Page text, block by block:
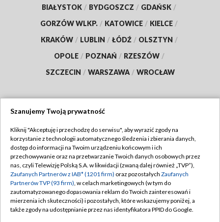
BIAŁYSTOK / BYDGOSZCZ / GDAŃSK /
GORZÓW WLKP. / KATOWICE / KIELCE /
KRAKÓW / LUBLIN / ŁÓDŹ / OLSZTYN /
OPOLE / POZNAŃ / RZESZÓW /
SZCZECIN / WARSZAWA / WROCŁAW
TVP
Abonament TVP
Emisja w TVP
Centrum informacji TVP
Naziemna Telewizja Cyfrowa
Regulamin TVP
Polityka prywatności
Moje zgody
Pomoc
Szanujemy Twoją prywatność
Kliknij "Akceptuję i przechodzę do serwisu", aby wyrazić zgody na
korzystanie z technologii automatycznego śledzenia i zbierania danych,
dostęp do informacji na Twoim urządzeniu końcowym i ich
przechowywanie oraz na przetwarzanie Twoich danych osobowych przez
nas, czyli Telewizję Polską S.A. w likwidacji (zwaną dalej również „TVP”),
Zaufanych Partnerów z IAB* (1201 firm) oraz pozostałych Zaufanych
Partnerów TVP (93 firm), w celach marketingowych (w tym do
zautomatyzowanego dopasowania reklam do Twoich zainteresowań i
mierzenia ich skuteczności) i pozostałych, które wskazujemy poniżej, a
także zgody na udostępnianie przez nas identyfikatora PPID do Google.